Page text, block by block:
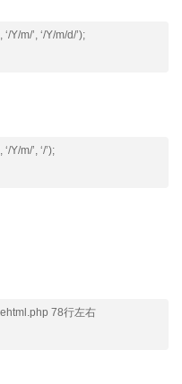
Y/m/’, ‘/Y/m/d/’);
Y/m/’, ‘/’);
78行左右